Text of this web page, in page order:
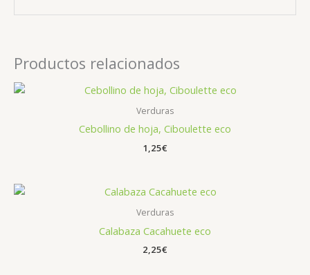
Productos relacionados
Verduras
Cebollino de hoja, Ciboulette eco
1,25€
Verduras
Calabaza Cacahuete eco
2,25€